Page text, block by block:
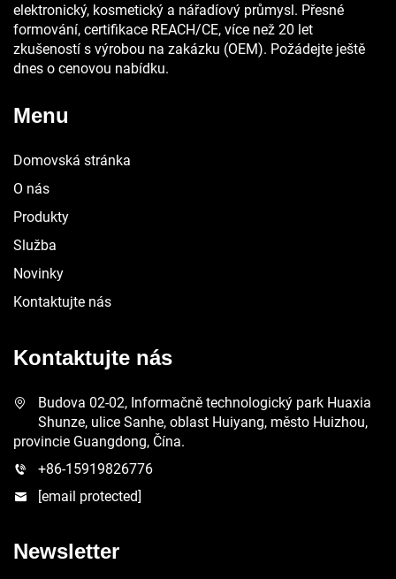
elektronický, kosmetický a nářadíový průmysl. Přesné
formování, certifikace REACH/CE, více než 20 let
zkušeností s výrobou na zakázku (OEM). Požádejte ještě
dnes o cenovou nabídku.
Menu
Domovská stránka
O nás
Produkty
Služba
Novinky
Kontaktujte nás
Kontaktujte nás
Budova 02-02, Informačně technologický park Huaxia
Shunze, ulice Sanhe, oblast Huiyang, město Huizhou,
provincie Guangdong, Čína.
+86-15919826776
[email protected]
Newsletter